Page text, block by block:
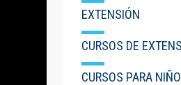
EXTENSIÓN
CURSOS DE
CURSOS PARA